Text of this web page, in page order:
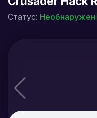
Статус: Необнаружен